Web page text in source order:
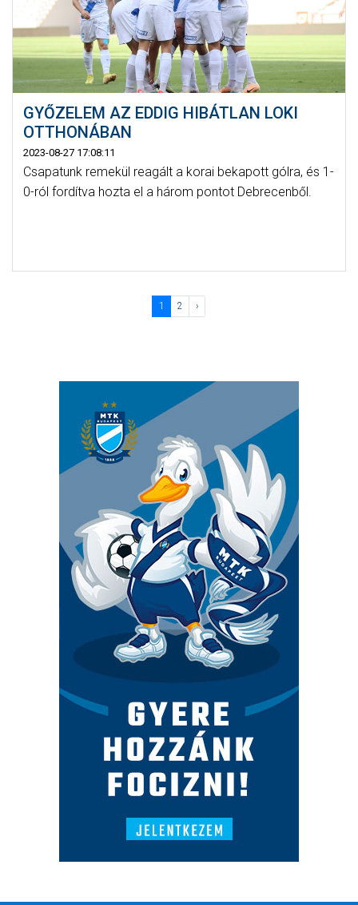
GYŐZELEM AZ EDDIG HIBÁTLAN LOKI
OTTHONÁBAN
2023-08-27 17:08:11
Csapatunk remekül reagált a korai bekapott gólra, és 1-
0-ról fordítva hozta el a három pontot Debrecenből.
1 2 ›